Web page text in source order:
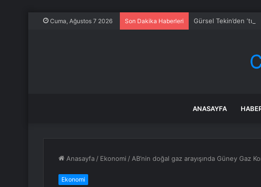
Cuma, Ağustos 7 2026 Son Dakika Haberleri Gürsel Tekin’den
ANASAYFA
Anasayfa / Ekonomi / AB’nin doğal gaz arayışında Güney Gaz
Ekonomi